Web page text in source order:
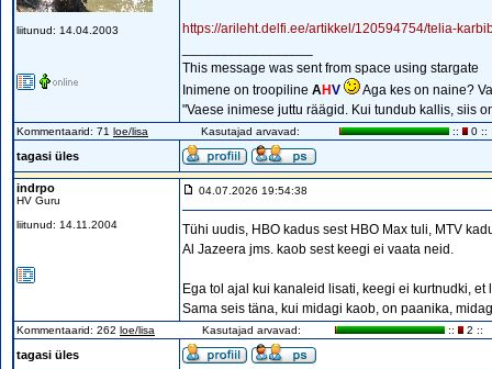
liitunud: 14.04.2003
https://arileht.delfi.ee/artikkel/120594754/telia-
This message was sent from space using stargate
Inimene on troopiline AHV
Aga kes on naine?
"Vaese inimese juttu räägid. Kui tundub kallis, siis
Kommentaarid: 71 loe/lisa Kasutajad arvavad: :: 0 ::
tagasi üles
indrpo
HV Guru
liitunud: 14.11.2004
04.07.2026 19:54:38
Tühi uudis, HBO kadus sest HBO Max tuli, MTV
Al Jazeera jms. kaob sest keegi ei vaata neid.
Ega tol ajal kui kanaleid lisati, keegi ei kurtnudki, et
Sama seis täna, kui midagi kaob, on paanika,
Kommentaarid: 262 loe/lisa Kasutajad arvavad: :: 2 ::
tagasi üles